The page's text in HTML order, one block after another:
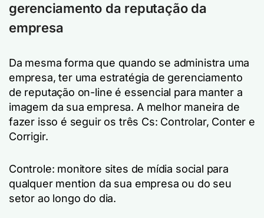
gerenciamento da reputação da
empresa
Da mesma forma que quando se administra uma
empresa, ter uma estratégia de gerenciamento
de reputação on-line é essencial para manter a
imagem da sua empresa. A melhor maneira de
fazer isso é seguir os três Cs: Controlar, Conter e
Corrigir.
Controle: monitore sites de mídia social para
qualquer mention da sua empresa ou do seu
setor ao longo do dia.